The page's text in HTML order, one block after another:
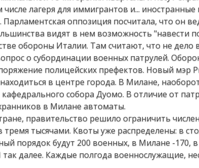
лагеря для иммигрантов и... иностранные
оппозиция посчитала, что он
видят в нем возможность "навести
обороны Италии. Там считают, что не дело
о субординации военных патрулей.
полицейских префектов. Новый
в центре города. В Милане,
собора Дуомо. В отличие от
в Милане автоматы.
правительство решило ограничить
тремя тысячами. Квоты уже распределены: в
порядок будут 200 военных, в Милане -170,
далее. Каждые полгода военнослужащие,